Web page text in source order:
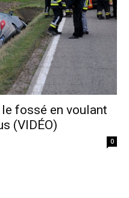
fossé en voulant
(VIDÉO)
0